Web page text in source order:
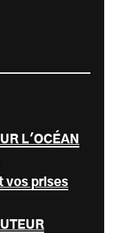
L'OCÉAN
vos prises